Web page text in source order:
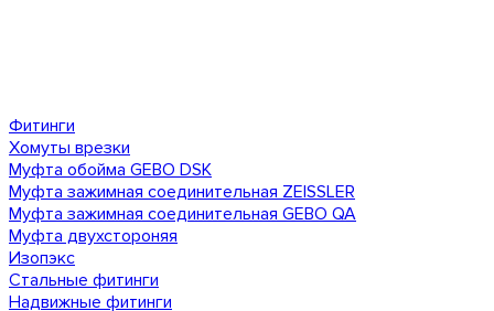
Фитинги
Хомуты врезки
Муфта обойма GEBO DSK
Муфта зажимная соединительная ZEISSLER
Муфта зажимная соединительная GEBO QA
Муфта двухстороняя
Изопэкс
Стальные фитинги
Надвижные фитинги